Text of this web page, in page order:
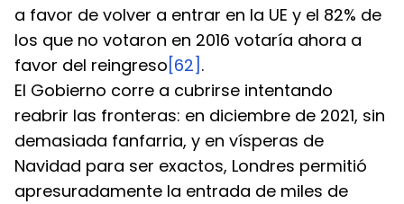
a favor de volver a entrar en la UE y el 82% de
los que no votaron en 2016 votaría ahora a
favor del reingreso [62] .
El Gobierno corre a cubrirse intentando
reabrir las fronteras: en diciembre de 2021, sin
demasiada fanfarria, y en vísperas de
Navidad para ser exactos, Londres permitió
apresuradamente la entrada de miles de